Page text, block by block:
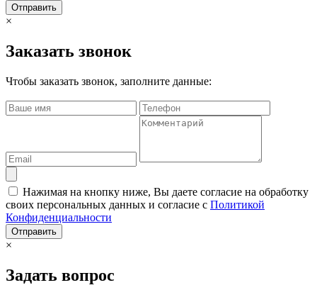
Отправить
×
Заказать звонок
Чтобы заказать звонок, заполните данные:
Нажимая на кнопку ниже, Вы даете согласие на обработку
своих персональных данных и согласие с Политикой
Конфиденциальности
Отправить
×
Задать вопрос